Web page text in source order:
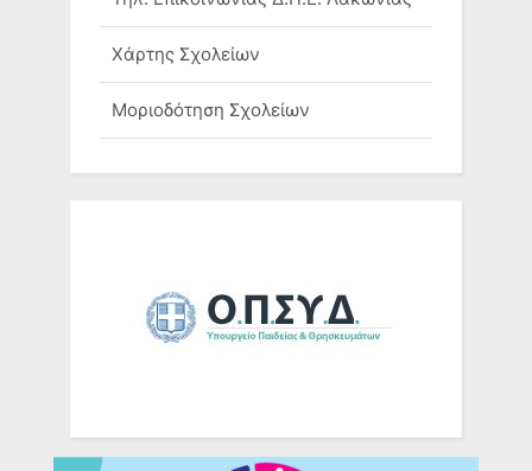
Χάρτης Σχολείων
Μοριοδότηση Σχολείων